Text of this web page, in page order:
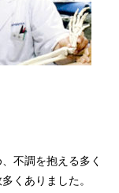
不調を抱える多く
くありました。